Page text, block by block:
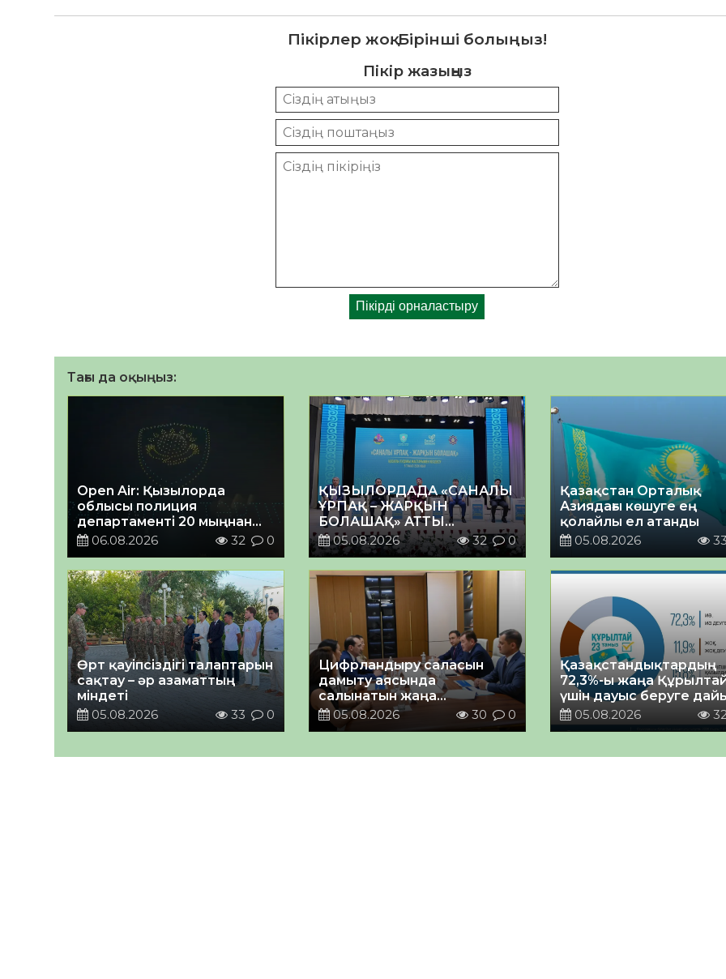
Пікірлер жоқ. Бірінші болыңыз!
Пікір жазыңыз
Тағы да оқыңыз:
Open Air: Қызылорда
облысы полиция
департаменті 20 мыңнан
астам көрерменнің
етті
06.08.2026 32 0
ҚЫЗЫЛОРДАДА «САНАЛЫ
ҰРПАҚ – ЖАРҚЫН
БОЛАШАҚ» АТТЫ
КЕҢЕЙТІЛГЕН МӘЖІЛІС
ӨТТІ
05.08.2026 32 0
Қазақстан Орталық
Азиядағы көшуге ең
қолайлы ел атанды
05.08.2026
33
Өрт қауіпсіздігі талаптарын
сақтау – әр азаматтың
міндеті
05.08.2026
33 0
Цифрландыру саласын
дамыту аясында
салынатын жаңа
орталықтың жобасы
талқыланды
05.08.2026 30 0
Қазақстандықтардың
72,3%-ы жаңа
үшін дауыс беруге
05.08.2026
32